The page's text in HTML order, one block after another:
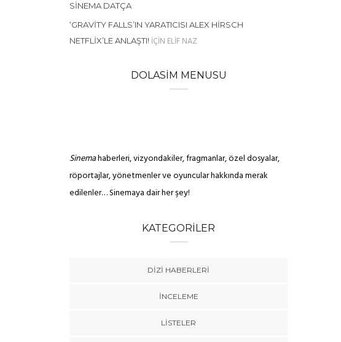
SINEMA DATÇA
‘GRAVITY FALLS’IN YARATICISI ALEX HIRSCH
NETFLIX’LE ANLAŞTI! IÇIN ELIF NAZ
DOLASIM MENUSU
Sinemahaberleri, vizyondakiler, fragmanlar, özel dosyalar,
röportajlar, yönetmenler ve oyuncular hakkında merak
edilenler… Sinemaya dair her şey!
KATEGORILER
DIZI HABERLERI
İNCELEME
LISTELER